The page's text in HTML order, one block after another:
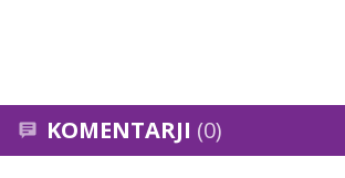
KOMENTARJI (0)